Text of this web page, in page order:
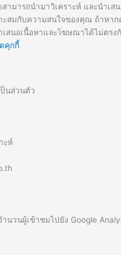
สามารถนำมาวิเคราะห์ และนำเส
ะสมกับความสนใจของคุณ ถ้าหาก
เสนอเนื้อหาและโฆษณาได้ไม่ตร
คุกกี้
นส่วนตัว
ะห์
นวนผู้เข้าชมไปยัง Google